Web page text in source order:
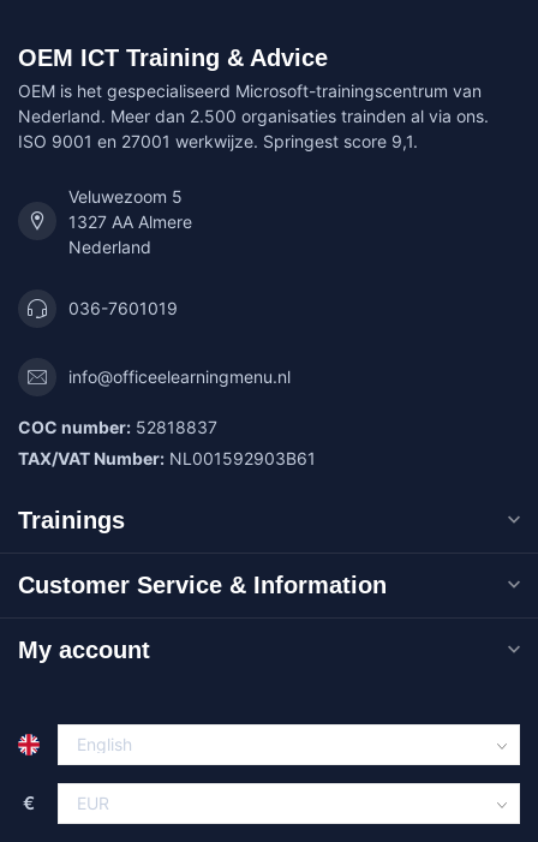
OEM ICT Training & Advice
OEM is het gespecialiseerd Microsoft-trainingscentrum van
Nederland. Meer dan 2.500 organisaties trainden al via ons.
ISO 9001 en 27001 werkwijze. Springest score 9,1.
Veluwezoom 5
1327 AA Almere
Nederland
036-7601019
info@officeelearningmenu.nl
COC number: 52818837
TAX/VAT Number: NL001592903B61
Trainings
Customer Service & Information
My account
€